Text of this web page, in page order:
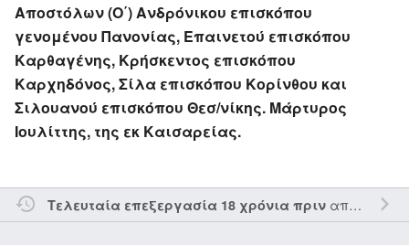
Αποστόλων (Ο΄) Ανδρόνικου επισκόπου
γενομένου Πανονίας, Επαινετού επισκόπου
Καρθαγένης, Κρήσκεντος επισκόπου
Καρχηδόνος, Σίλα επισκόπου Κορίνθου και
Σιλουανού επισκόπου Θεσ/νίκης. Μάρτυρος
Ιουλίττης, της εκ Καισαρείας.
Τελευταία επεξεργασία 18 χρόνια πριναπό τον την